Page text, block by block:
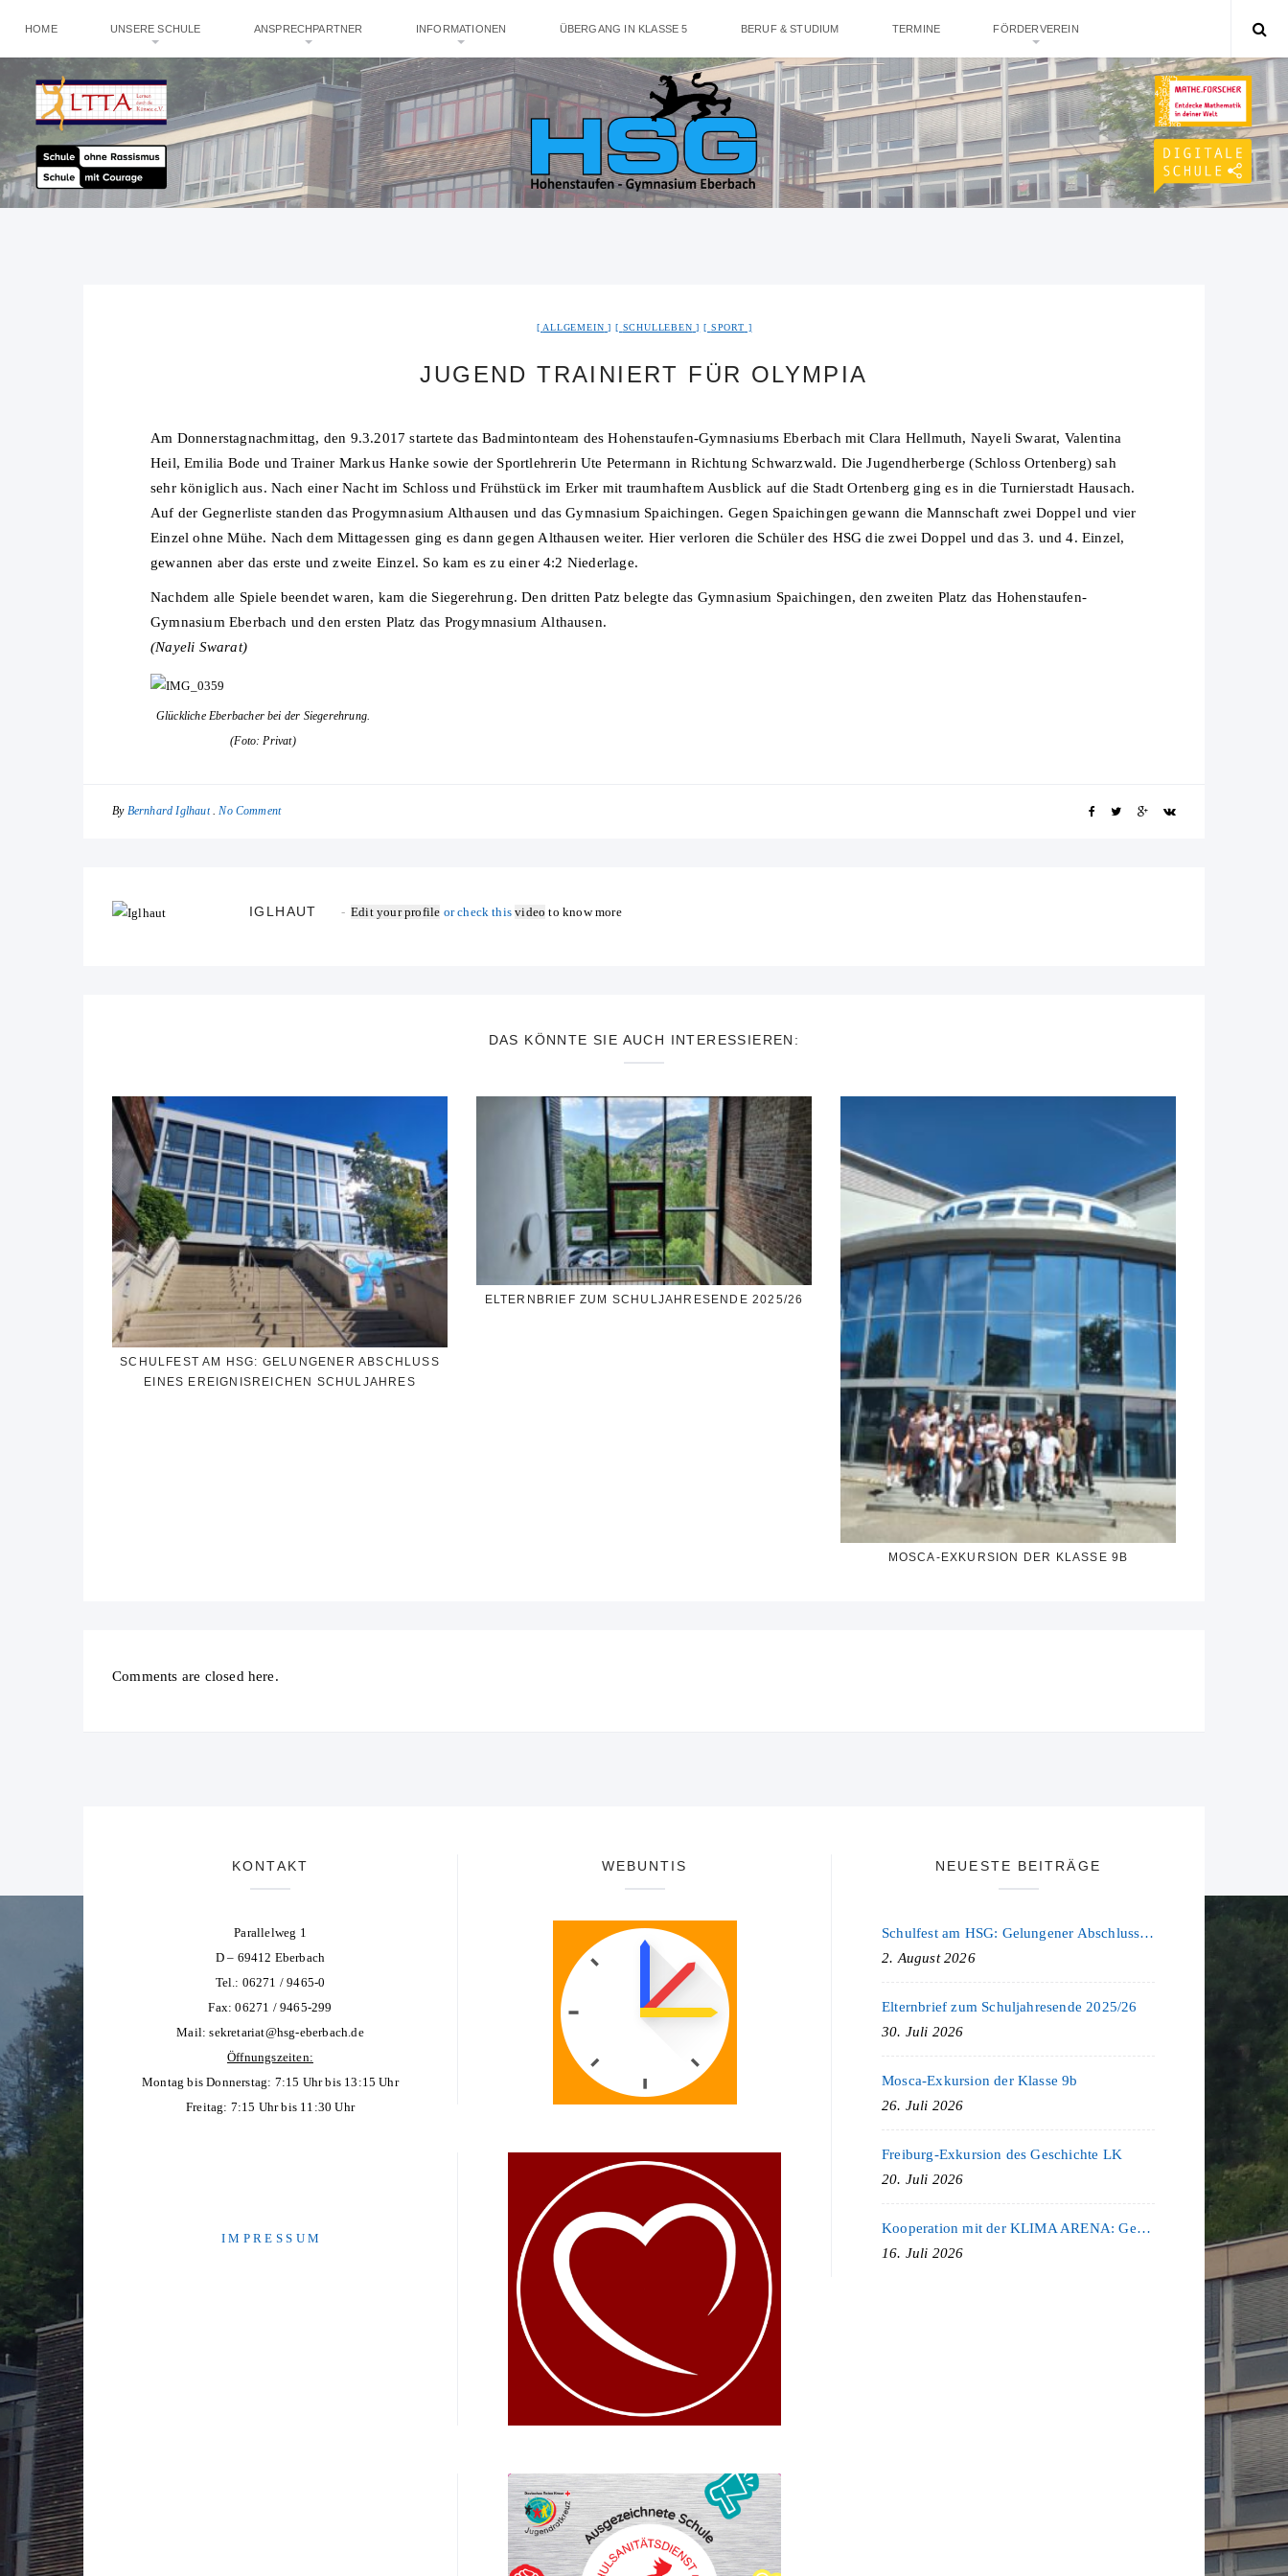
HOME UNSERE SCHULE ANSPRECHPARTNER INFORMATIONEN ÜBERGANG IN KLASSE 5 BERUF & STUDIUM TERMINE FÖRDERVEREIN
ALLGEMEIN SCHULLEBEN SPORT
JUGEND TRAINIERT FÜR OLYMPIA
Am Donnerstagnachmittag, den 9.3.2017 startete das Badmintonteam des Hohenstaufen-Gymnasiums Eberbach mit Clara Hellmuth, Nayeli Swarat, Valentina
Heil, Emilia Bode und Trainer Markus Hanke sowie der Sportlehrerin Ute Petermann in Richtung Schwarzwald. Die Jugendherberge (Schloss Ortenberg) sah
sehr königlich aus. Nach einer Nacht im Schloss und Frühstück im Erker mit traumhaftem Ausblick auf die Stadt Ortenberg ging es in die Turnierstadt Hausach.
Auf der Gegnerliste standen das Progymnasium Althausen und das Gymnasium Spaichingen. Gegen Spaichingen gewann die Mannschaft zwei Doppel und vier
Einzel ohne Mühe. Nach dem Mittagessen ging es dann gegen Althausen weiter. Hier verloren die Schüler des HSG die zwei Doppel und das 3. und 4. Einzel,
gewannen aber das erste und zweite Einzel. So kam es zu einer 4:2 Niederlage.
Nachdem alle Spiele beendet waren, kam die Siegerehrung. Den dritten Patz belegte das Gymnasium Spaichingen, den zweiten Platz das Hohenstaufen-
Gymnasium Eberbach und den ersten Platz das Progymnasium Althausen.
(Nayeli Swarat)
Glückliche Eberbacher bei der Siegerehrung.
(Foto: Privat)
By Bernhard Iglhaut No Comment
IGLHAUT Edit your profile or check thisvideo to know more
DAS KÖNNTE SIE AUCH INTERESSIEREN:
SCHULFEST AM HSG: GELUNGENER ABSCHLUSS
EINES EREIGNISREICHEN SCHULJAHRES
ELTERNBRIEF ZUM SCHULJAHRESENDE 2025/26
MOSCA-EXKURSION DER KLASSE 9B
Comments are closed here.
KONTAKT
Parallelweg 1
D – 69412 Eberbach
Tel.: 06271 / 9465-0
Fax: 06271 / 9465-299
Mail:sekretariat@hsg-eberbach.de
Öffnungszeiten:
Montag bis Donnerstag: 7:15 Uhr bis 13:15 Uhr
Freitag: 7:15 Uhr bis 11:30 Uhr
I M P R E S S U M
WEBUNTIS NEUESTE BEITRÄGE
Schulfest am HSG: Gelungener Abschluss eines ereignisreichen Schuljahres
2. August 2026
Elternbrief zum Schuljahresende 2025/26
30. Juli 2026
Mosca-Exkursion der Klasse 9b
26. Juli 2026
Freiburg-Exkursion des Geschichte LK
20. Juli 2026
Kooperation mit der KLIMA ARENA: Gemeinsam für Nachhaltigkeit und Klimaschutz
16. Juli 2026